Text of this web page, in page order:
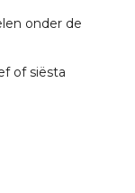
onder de
of siësta